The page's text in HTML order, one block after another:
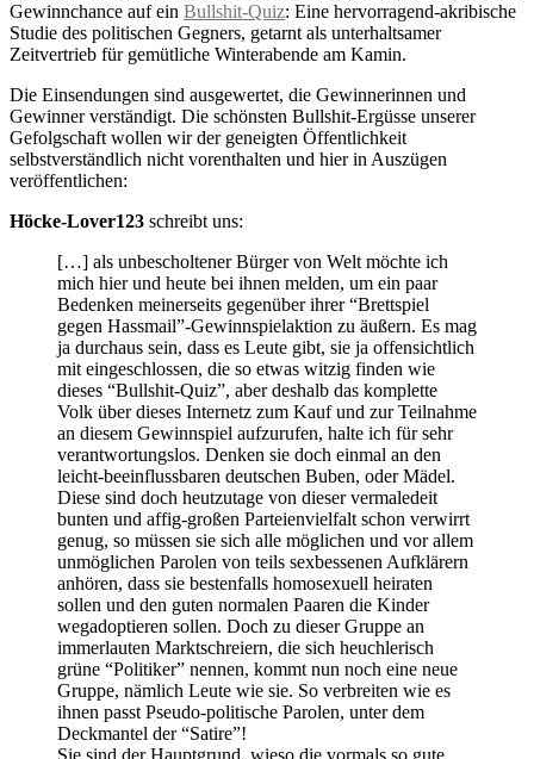
Gewinnchance auf ein Bullshit-Quiz: Eine hervorragend-akribische
Studie des politischen Gegners, getarnt als unterhaltsamer
Zeitvertrieb für gemütliche Winterabende am Kamin.
Die Einsendungen sind ausgewertet, die Gewinnerinnen und
Gewinner verständigt. Die schönsten Bullshit-Ergüsse unserer
Gefolgschaft wollen wir der geneigten Öffentlichkeit
selbstverständlich nicht vorenthalten und hier in Auszügen
veröffentlichen:
Höcke-Lover123 schreibt uns:
[…] als unbescholtener Bürger von Welt möchte ich
mich hier und heute bei ihnen melden, um ein paar
Bedenken meinerseits gegenüber ihrer “Brettspiel
gegen Hassmail”-Gewinnspielaktion zu äußern. Es mag
ja durchaus sein, dass es Leute gibt, sie ja offensichtlich
mit eingeschlossen, die so etwas witzig finden wie
dieses “Bullshit-Quiz”, aber deshalb das komplette
Volk über dieses Internetz zum Kauf und zur Teilnahme
an diesem Gewinnspiel aufzurufen, halte ich für sehr
verantwortungslos. Denken sie doch einmal an den
leicht-beeinflussbaren deutschen Buben, oder Mädel.
Diese sind doch heutzutage von dieser vermaledeit
bunten und affig-großen Parteienvielfalt schon verwirrt
genug, so müssen sie sich alle möglichen und vor allem
unmöglichen Parolen von teils sexbessenen Aufklärern
anhören, dass sie bestenfalls homosexuell heiraten
sollen und den guten normalen Paaren die Kinder
wegadoptieren sollen. Doch zu dieser Gruppe an
immerlauten Marktschreiern, die sich heuchlerisch
grüne “Politiker” nennen, kommt nun noch eine neue
Gruppe, nämlich Leute wie sie. So verbreiten wie es
ihnen passt Pseudo-politische Parolen, unter dem
Deckmantel der “Satire”!